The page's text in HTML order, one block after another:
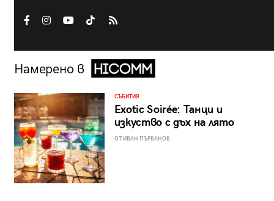
Намерено в
СЪБИТИЯ
Exotic Soirée: Танци и
изкуство с дъх на лято
ОТ ИВАН ПЪРВАНОВ